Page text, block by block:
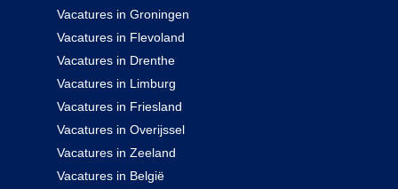
Vacatures in Groningen
Vacatures in Flevoland
Vacatures in Drenthe
Vacatures in Limburg
Vacatures in Friesland
Vacatures in Overijssel
Vacatures in Zeeland
Vacatures in België